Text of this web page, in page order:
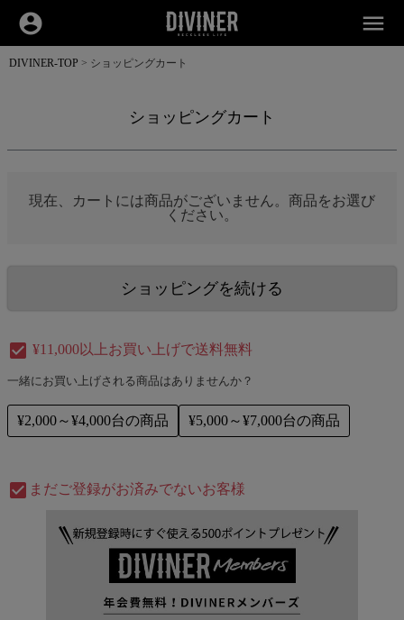
account_circle menu
DIVINER-TOP ショッピングカート
ショッピングカート
現在、カートには商品がございません。商品をお選び
ください。
ショッピングを続ける
check_box ¥11,000以上お買い上げで送料無料
一緒にお買い上げされる商品はありませんか？
¥2,000～¥4,000台の商品 ¥5,000～¥7,000台の商品
check_box まだご登録がお済みでないお客様